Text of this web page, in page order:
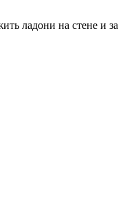
ладони на стене и за